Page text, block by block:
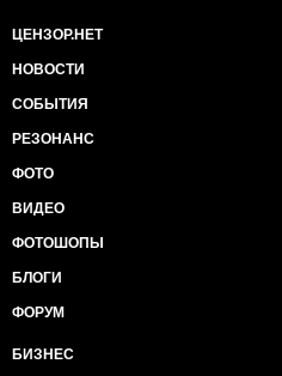
ЦЕНЗОР.НЕТ
НОВОСТИ
СОБЫТИЯ
РЕЗОНАНС
ФОТО
ВИДЕО
ФОТОШОПЫ
БЛОГИ
ФОРУМ
БИЗНЕС